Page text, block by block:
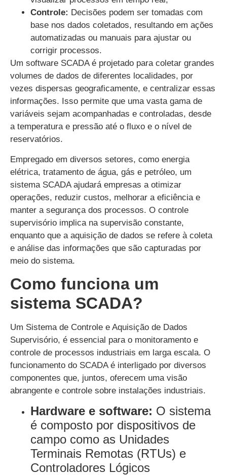
Controle: Decisões podem ser tomadas com
base nos dados coletados, resultando em ações
automatizadas ou manuais para ajustar ou
corrigir processos.
Um software SCADA é projetado para coletar grandes
volumes de dados de diferentes localidades, por
vezes dispersas geograficamente, e centralizar essas
informações. Isso permite que uma vasta gama de
variáveis sejam acompanhadas e controladas, desde
a temperatura e pressão até o fluxo e o nível de
reservatórios.
Empregado em diversos setores, como energia
elétrica, tratamento de água, gás e petróleo, um
sistema SCADA ajudará empresas a otimizar
operações, reduzir custos, melhorar a eficiência e
manter a segurança dos processos. O controle
supervisório implica na supervisão constante,
enquanto que a aquisição de dados se refere à coleta
e análise das informações que são capturadas por
meio do sistema.
Como funciona um
sistema SCADA?
Um Sistema de Controle e Aquisição de Dados
Supervisório, é essencial para o monitoramento e
controle de processos industriais em larga escala. O
funcionamento do SCADA é interligado por diversos
componentes que, juntos, oferecem uma visão
abrangente e controle sobre instalações industriais.
Hardware e software: O sistema
é composto por dispositivos de
campo como as Unidades
Terminais Remotas (RTUs) e
Controladores Lógicos